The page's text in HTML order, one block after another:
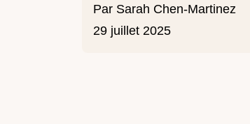
Par Sarah Chen-Martinez
29 juillet 2025